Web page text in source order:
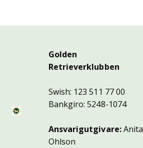
Golden
Retrieverklubben
Swish: 123 511 77 00
Bankgiro: 5248-1074
Ansvarigutgivare:Anita
Ohlson